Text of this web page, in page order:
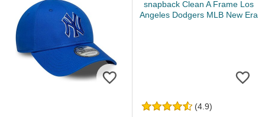
(4.9)